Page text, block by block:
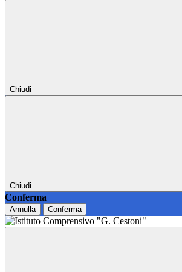
Chiudi
Chiudi
Conferma
Annulla Conferma